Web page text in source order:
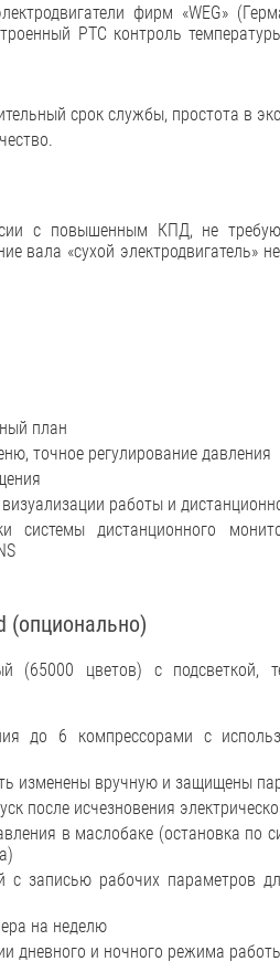
фирм «WEG»
РТС контроль
срок службы, простота в
с повышенным КПД, не
вала «сухой электродвигатель»
план
точное регулирование давления
работы и
системы дистанционного
(опционально)
(65000 цветов) с подсветкой,
до 6 компрессорами с
изменены вручную и защищены
после исчезновения
в маслобаке (остановка по
с записью рабочих параметров
на неделю
дневного и ночного режима